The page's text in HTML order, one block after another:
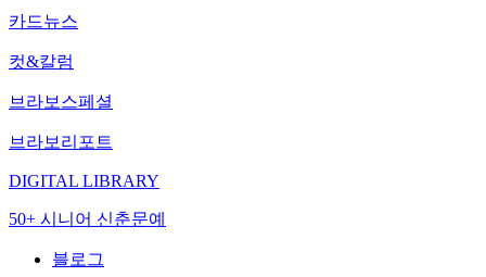
카드뉴스
컷&칼럼
브라보스페셜
브라보리포트
DIGITAL LIBRARY
50+ 시니어 신춘문예
블로그